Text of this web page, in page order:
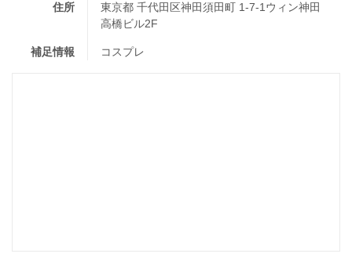
住所
東京都 千代田区神田須田町 1-7-1ウィン神田
高橋ビル2F
補足情報 コスプレ